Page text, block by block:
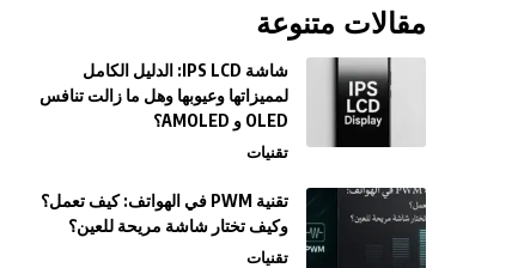
مقالات متنوعة
شاشة IPS LCD: الدليل الكامل
لمميزاتها وعيوبها وهل ما زالت تنافس
OLED و AMOLED؟
تقنيات
تقنية PWM في الهواتف: كيف تعمل؟
وكيف تختار شاشة مريحة للعين؟
تقنيات